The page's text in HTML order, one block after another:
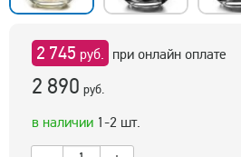
2 745 руб. при онлайн оплате
2 890 руб.
в наличии 1-2 шт.